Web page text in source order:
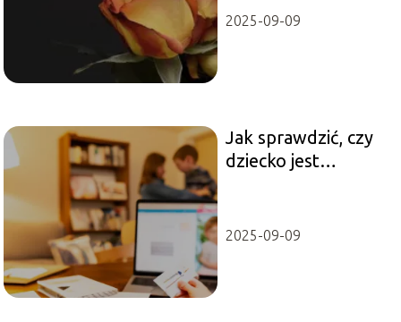
naturze
2025-09-09
Jak sprawdzić, czy
dziecko jest
2025-09-09